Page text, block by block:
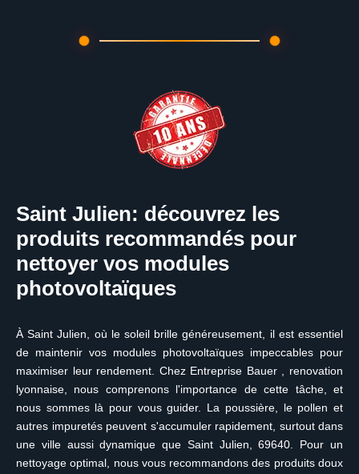
Saint Julien: découvrez les
produits recommandés pour
nettoyer vos modules
photovoltaïques
À Saint Julien, où le soleil brille généreusement, il est essentiel
de maintenir vos modules photovoltaïques impeccables pour
maximiser leur rendement. Chez Entreprise Bauer , renovation
lyonnaise, nous comprenons l'importance de cette tâche, et
nous sommes là pour vous guider. La poussière, le pollen et
autres impuretés peuvent s'accumuler rapidement, surtout dans
une ville aussi dynamique que Saint Julien, 69640. Pour un
nettoyage optimal, nous vous recommandons des produits doux